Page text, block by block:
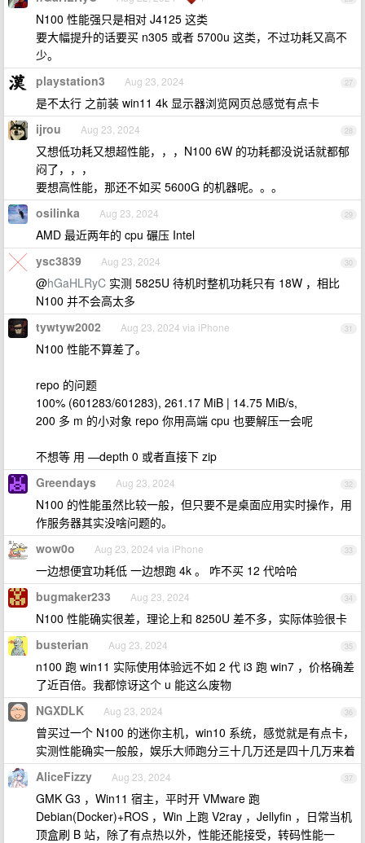
N100 性能强只是相对 J4125 这类
要大幅提升的话要买 n305 或者 5700u 这类，不过功耗又高不
少。
27
playstation3 Aug 23, 2024
是不太行 之前装 win11 4k 显示器浏览网页总感觉有点卡
28
ijrou Aug 23, 2024
又想低功耗又想超性能，，，N100 6W 的功耗都没说话就都郁
闷了，，，
要想高性能，那还不如买 5600G 的机器呢。。。
29
osilinka Aug 23, 2024
AMD 最近两年的 cpu 碾压 Intel
30
ysc3839 Aug 23, 2024
@hGaHLRyC 实测 5825U 待机时整机功耗只有 18W ，相比
N100 并不会高太多
31
tywtyw2002 Aug 23, 2024 via iPhone
N100 性能不算差了。
repo 的问题
100% (601283/601283), 261.17 MiB | 14.75 MiB/s,
200 多 m 的小对象 repo 你用高端 cpu 也要解压一会呢
不想等 用 —depth 0 或者直接下 zip
32
Greendays Aug 23, 2024
N100 的性能虽然比较一般，但只要不是桌面应用实时操作，用
作服务器其实没啥问题的。
33
wow0o Aug 23, 2024 via iPhone
一边想便宜功耗低 一边想跑 4k 。 咋不买 12 代哈哈
34
bugmaker233 Aug 23, 2024
N100 性能确实很差，理论上和 8250U 差不多，实际体验很卡
35
busterian Aug 23, 2024
n100 跑 win11 实际使用体验远不如 2 代 i3 跑 win7 ，价格确差
了近百倍。我都惊讶这个 u 能这么废物
36
NGXDLK Aug 23, 2024
曾买过一个 N100 的迷你主机，win10 系统，感觉就是有点卡，
实测性能确实一般般，娱乐大师跑分三十几万还是四十几万来着
37
AliceFizzy Aug 23, 2024
GMK G3 ，Win11 宿主，平时开 VMware 跑
Debian(Docker)+ROS ，Win 上跑 V2ray ，Jellyfin ，日常当机
顶盒刷 B 站，除了有点热以外，性能还能接受，转码性能一